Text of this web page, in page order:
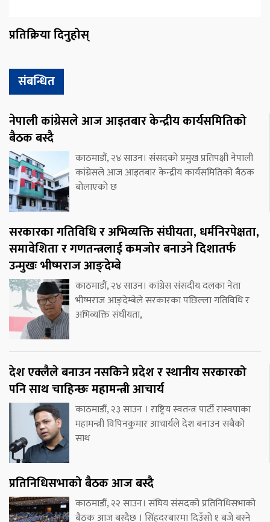
प्रतिक्रिया दिनुहोस्
संबन्धित
नेपाली कांग्रेसले आज आइतबार केन्द्रीय कार्यसमितिको
बैठक बस्दै
काठमाडौं, २४ साउन। संसदको प्रमुख प्रतिपक्षी नेपाली
कांग्रेसले आज आइतबार केन्द्रीय कार्यसमितिको बैठक
बोलाएको छ
सरकारका गतिविधि र अभिव्यक्ति संघीयता, धर्मनिरपेक्षता,
समावेशिता र गणतन्त्रलाई कमजोर बनाउने दिशातर्फ
उन्मुखः भीष्मराज आङ्देम्बे
काठमाडौं, २४ साउन। कांग्रेस संसदीय दलका नेता
भीष्मराज आङ्देम्बेले सरकारका पछिल्ला गतिविधि र
अभिव्यक्ति संघीयता,
देश एक्लैले बनाउन नसकिने प्रदेश र स्थानीय सरकारको
पनि साथ चाहिन्छः महामन्त्री आचार्य
काठमाडौं, २३ साउन । राष्ट्रिय स्वतन्त्र पार्टी रास्वपाका
महामन्त्री विपिनकुमार आचार्यले देश बनाउन सबैको
साथ
प्रतिनिधिसभाको बैठक आज बस्दै
काठमाडौं, २२ साउन। संघिय संसदको प्रतिनिधिसभाको
बैठक आज बस्दैछ । सिंहदरबारमा दिउँसो १ बजे बस्ने